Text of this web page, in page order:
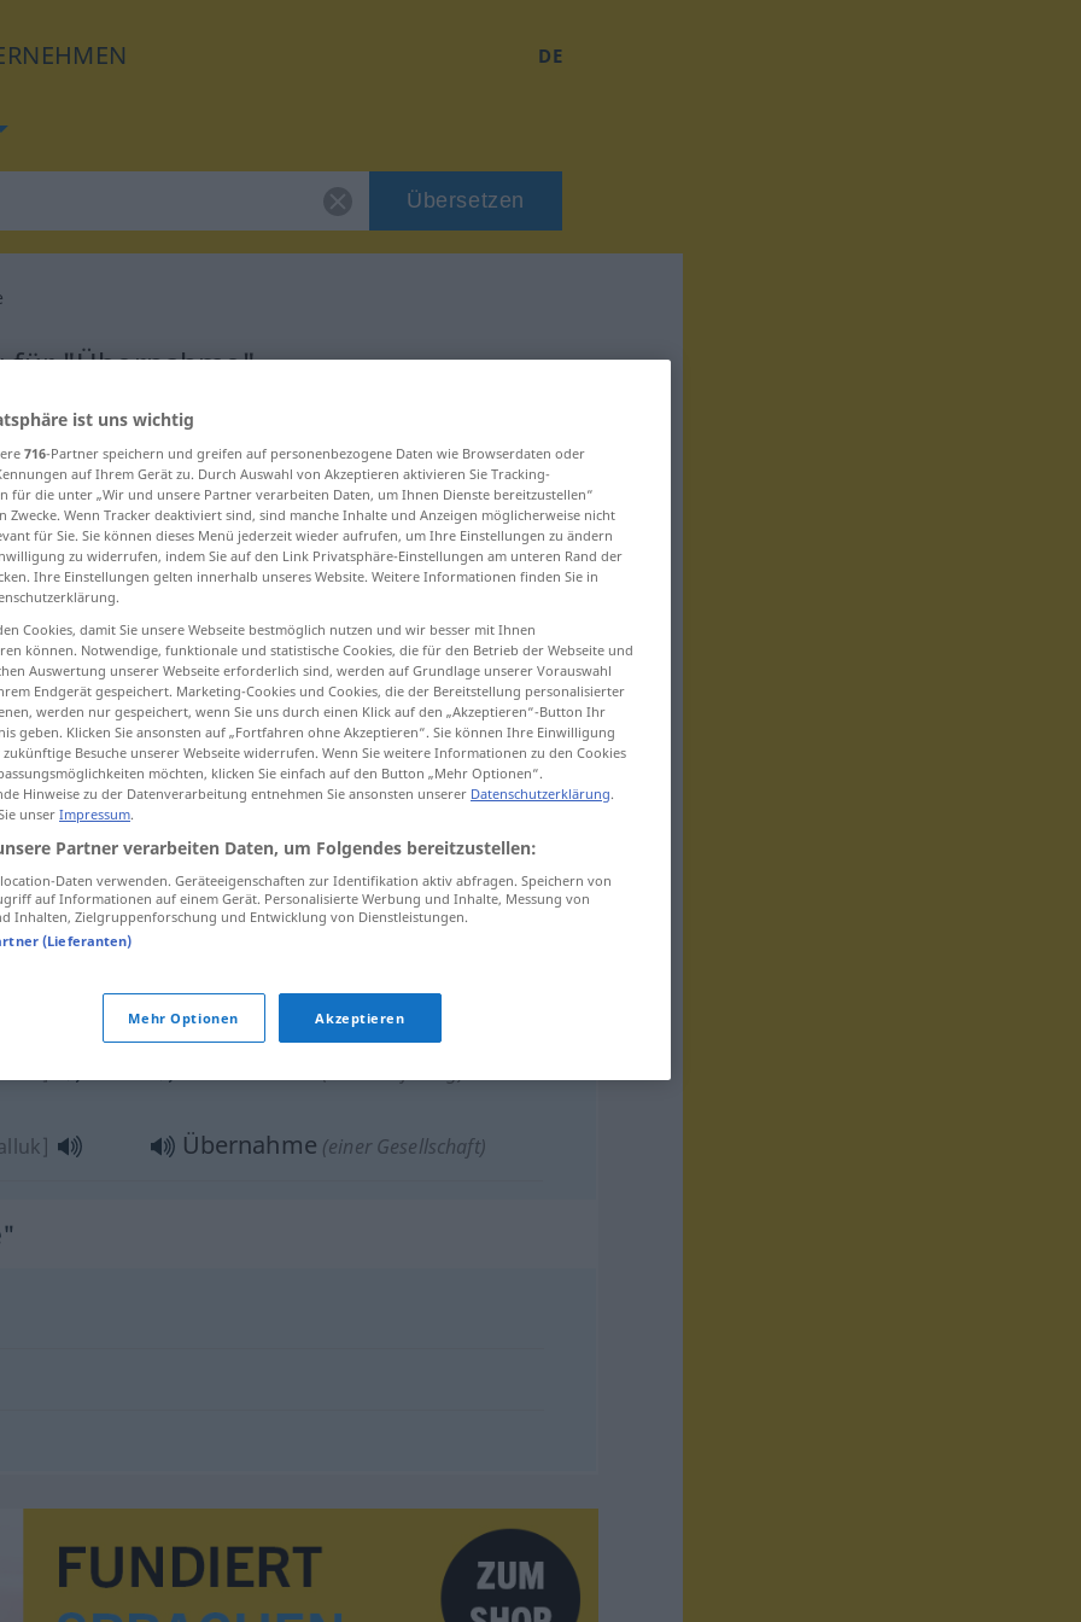
DE
Übersetzen
für "Übernahme"
Übernahme
Verantwortung)
iː] Übernahme(einer Idee)
Übernahme(Amts-)
Übernahme (einer Gesellschaft)
ist uns wichtig
716-Partner speichern und greifen auf personenbezogene Daten wie Browserdaten oder
auf Ihrem Gerät zu. Durch Auswahl von Akzeptieren aktivieren Sie Tracking-
für die unter „Wir und unsere Partner verarbeiten Daten, um Ihnen Dienste bereitzustellen“
Zwecke. Wenn Tracker deaktiviert sind, sind manche Inhalte und Anzeigen möglicherweise nicht
für Sie. Sie können dieses Menü jederzeit wieder aufrufen, um Ihre Einstellungen zu ändern
zu widerrufen, indem Sie auf den Link Privatsphäre-Einstellungen am unteren Rand der
Ihre Einstellungen gelten innerhalb unseres Website. Weitere Informationen finden Sie in
Cookies, damit Sie unsere Webseite bestmöglich nutzen und wir besser mit Ihnen
können. Notwendige, funktionale und statistische Cookies, die für den Betrieb der Webseite und
Auswertung unserer Webseite erforderlich sind, werden auf Grundlage unserer Vorauswahl
Endgerät gespeichert. Marketing-Cookies und Cookies, die der Bereitstellung personalisierter
werden nur gespeichert, wenn Sie uns durch einen Klick auf den „Akzeptieren“-Button Ihr
geben. Klicken Sie ansonsten auf „Fortfahren ohne Akzeptieren“. Sie können Ihre Einwilligung
Besuche unserer Webseite widerrufen. Wenn Sie weitere Informationen zu den Cookies
möchten, klicken Sie einfach auf den Button „Mehr Optionen“.
Hinweise zu der Datenverarbeitung entnehmen Sie ansonsten unserer Datenschutzerklärung.
unser Impressum.
Partner verarbeiten Daten, um Folgendes bereitzustellen:
Daten verwenden. Geräteeigenschaften zur Identifikation aktiv abfragen. Speichern von
auf Informationen auf einem Gerät. Personalisierte Werbung und Inhalte, Messung von
Inhalten, Zielgruppenforschung und Entwicklung von Dienstleistungen.
(Lieferanten)
Mehr Optionen Akzeptieren